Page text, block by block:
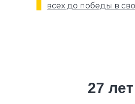
всех до победы в
27 лет